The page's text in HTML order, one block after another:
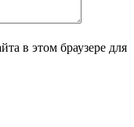
в этом браузере для